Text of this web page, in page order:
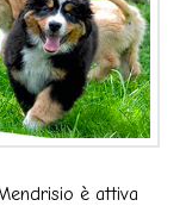
è attiva